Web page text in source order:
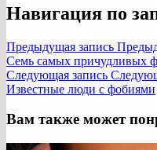
Навигация по
Предыдущая запись
Семь самых причудливых
Следующая запись
Известные люди с фобиями
Вам также может